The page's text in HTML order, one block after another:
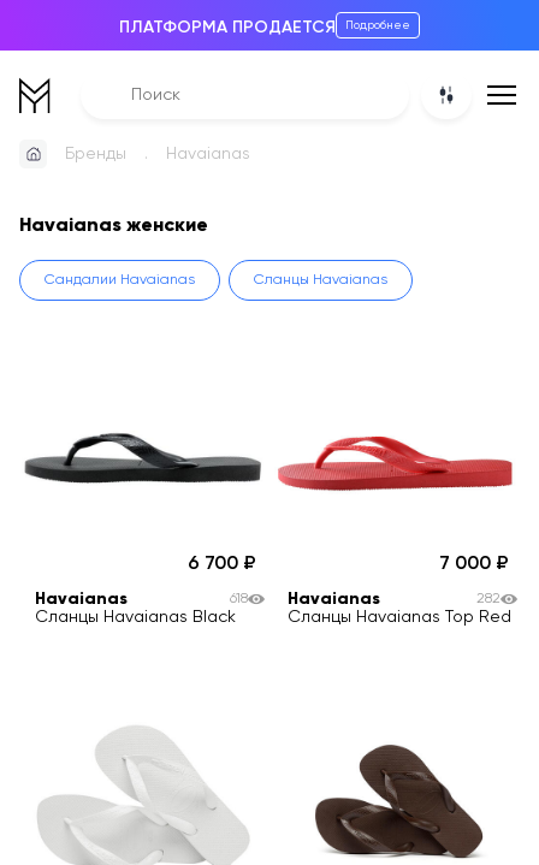
ПЛАТФОРМА ПРОДАЕТСЯ Подробнее
Бренды Havaianas
Havaianas женские
Сандалии Havaianas Сланцы Havaianas
6 700
Havaianas
Сланцы Havaianas Black
618
7 000
Havaianas
Сланцы Havaianas Top Red
282